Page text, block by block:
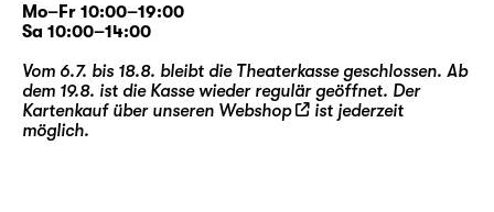
Mo–Fr 10:00–19:00
Sa 10:00–14:00
Vom 6.7. bis 18.8. bleibt die Theaterkasse geschlossen. Ab
dem 19.8. ist die Kasse wieder regulär geöffnet. Der
Kartenkauf über unseren Webshop
ist jederzeit
möglich.